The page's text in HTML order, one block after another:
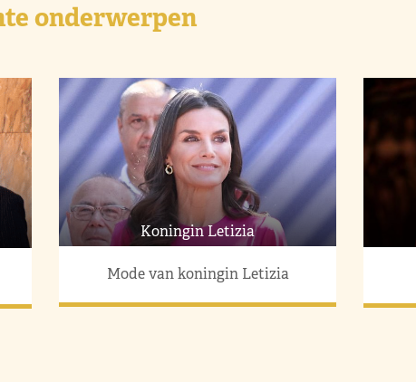
onderwerpen
Koningin Letizia
Mode van koningin Letizia